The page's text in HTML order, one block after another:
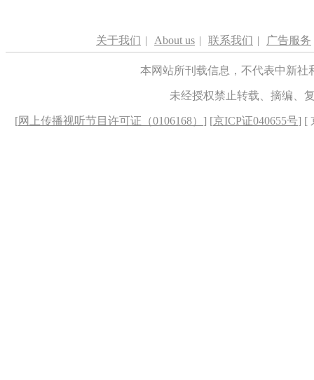
关于我们 | About us | 联系我们 | 广告服务
本网站所刊载信息，不代表中新
未经授权禁止转载、摘编、
[网上传播视听节目许可证（0106168） ] [京ICP证040655号] [